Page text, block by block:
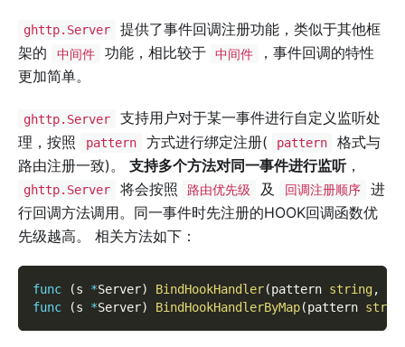
ghttp.Server
提供了事件回调注册功能，类似于其他框
架的
中间件 功能，相比较于 中间件
，事件回调的特性
更加简单。
ghttp.Server
支持用户对于某一事件进行自定义监听处
理，按照
pattern 方式进行绑定注册( pattern
格式与
路由注册一致)。 支持多个方法对同一事件进行监听，
ghttp.Server 将会按照 路由优先级 及 回调注册顺序
进
行回调方法调用。同一事件时先注册的HOOK回调函数优
先级越高。 相关方法如下：
func (s *Server) BindHookHandler(pattern string,
func
(s *Server) BindHookHandlerByMap(pattern